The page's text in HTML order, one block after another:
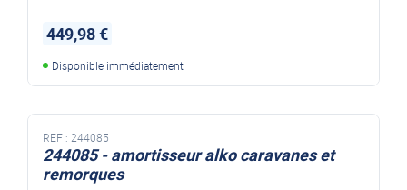
449,98 €
Disponible immédiatement
REF : 244085
244085 - amortisseur alko caravanes et
remorques